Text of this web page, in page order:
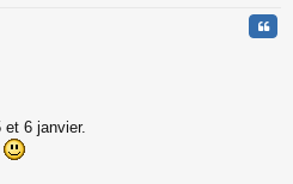
et 6 janvier.